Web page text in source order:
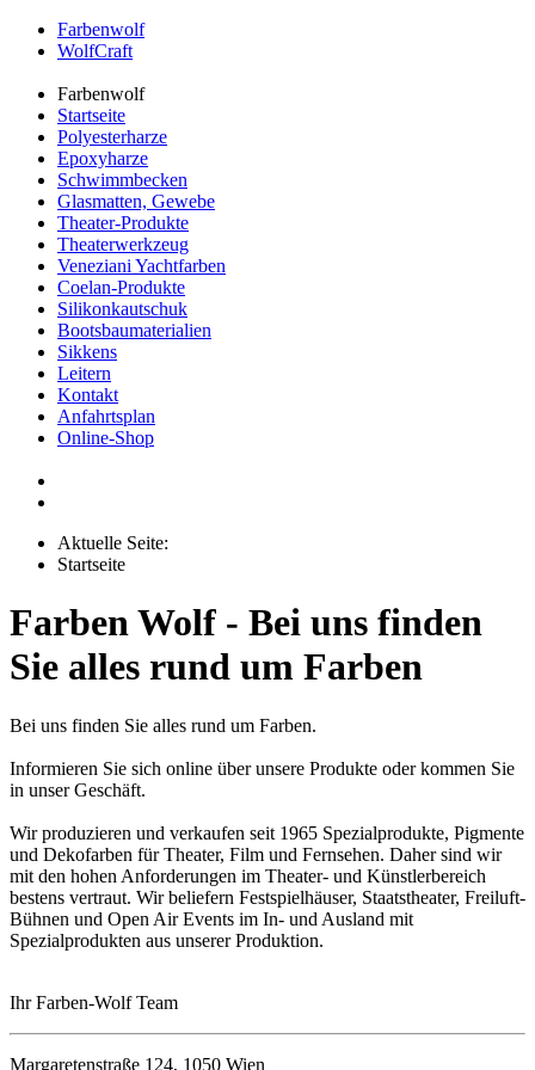
Farbenwolf
WolfCraft
Farbenwolf
Startseite
Polyesterharze
Epoxyharze
Schwimmbecken
Glasmatten, Gewebe
Theater-Produkte
Theaterwerkzeug
Veneziani Yachtfarben
Coelan-Produkte
Silikonkautschuk
Bootsbaumaterialien
Sikkens
Leitern
Kontakt
Anfahrtsplan
Online-Shop
Aktuelle Seite:
Startseite
Farben Wolf - Bei uns finden
Sie alles rund um Farben
Bei uns finden Sie alles rund um Farben.
Informieren Sie sich online über unsere Produkte oder kommen Sie
in unser Geschäft.
Wir produzieren und verkaufen seit 1965 Spezialprodukte, Pigmente
und Dekofarben für Theater, Film und Fernsehen. Daher sind wir
mit den hohen Anforderungen im Theater- und Künstlerbereich
bestens vertraut. Wir beliefern Festspielhäuser, Staatstheater, Freiluft-
Bühnen und Open Air Events im In- und Ausland mit
Spezialprodukten aus unserer Produktion.
Ihr Farben-Wolf Team
Margaretenstraße 124, 1050 Wien